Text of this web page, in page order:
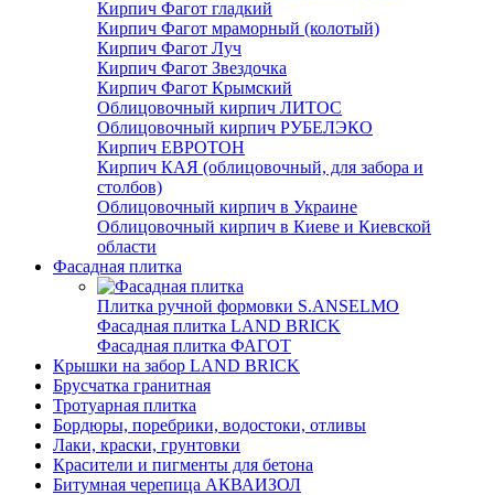
Кирпич Фагот гладкий
Кирпич Фагот мраморный (колотый)
Кирпич Фагот Луч
Кирпич Фагот Звездочка
Кирпич Фагот Крымский
Облицовочный кирпич ЛИТОС
Облицовочный кирпич РУБЕЛЭКО
Кирпич ЕВРОТОН
Кирпич КАЯ (облицовочный, для забора и
столбов)
Облицовочный кирпич в Украине
Облицовочный кирпич в Киеве и Киевской
области
Фасадная плитка
Плитка ручной формовки S.ANSELMO
Фасадная плитка LAND BRICK
Фасадная плитка ФАГОТ
Крышки на забор LAND BRICK
Брусчатка гранитная
Тротуарная плитка
Бордюры, поребрики, водостоки, отливы
Лаки, краски, грунтовки
Красители и пигменты для бетона
Битумная черепица АКВАИЗОЛ